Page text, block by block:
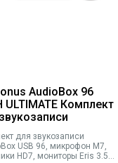
AudioBox 96
ULTIMATE Комплект
для звукозаписи
USB 96, микрофон M7,
HD7, мониторы Eris 3.5,